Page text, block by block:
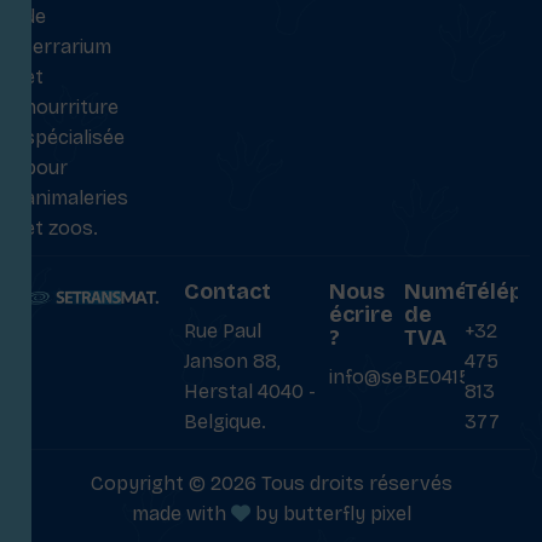
de
terrarium
et
nourriture
spécialisée
pour
animaleries
et zoos.
Contact
Rue Paul
Janson 88,
Herstal 4040 -
Belgique.
Nous
écrire
?
info@setransmat.com
Numéro
de
TVA
BE0415027069
+32
475
813
377
Copyright © 2026 Tous droits réservés
made with
by butterfly pixel